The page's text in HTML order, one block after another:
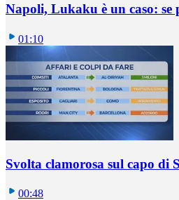
Napoli, Lukaku è un caso: se
01:10
Svolta clamorosa sul capo di
00:48